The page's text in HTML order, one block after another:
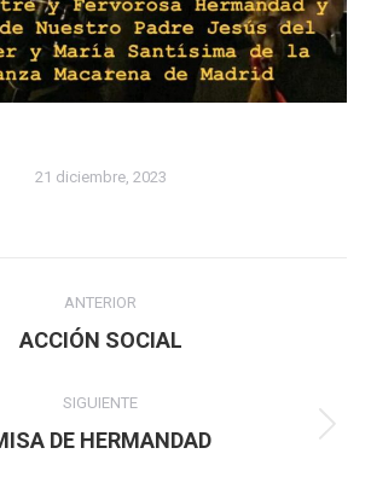
21 diciembre, 2023
ANTERIOR
Publicación
ACCIÓN SOCIAL
SIGUIENTE
Publicación
DE HERMANDAD